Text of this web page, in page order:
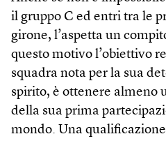
il gruppo C ed entri tra le
girone, l’aspetta un
questo motivo l’obiettivo
squadra nota per la sua
spirito, è ottenere almeno
della sua prima
mondo. Una